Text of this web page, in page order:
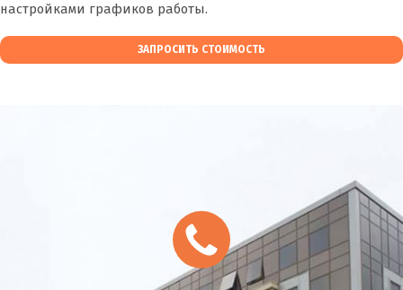
настройками графиков работы.
ЗАПРОСИТЬ СТОИМОСТЬ